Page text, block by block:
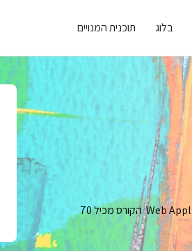
בלוג תוכנית המנויים
פיתוח יישומי צד-לקוח החל מהבסיס של כתיבת דפי HTML ו CSS ועד לנושאים המתקדמים של פיתוח Web Applications. הקורס מכיל 70